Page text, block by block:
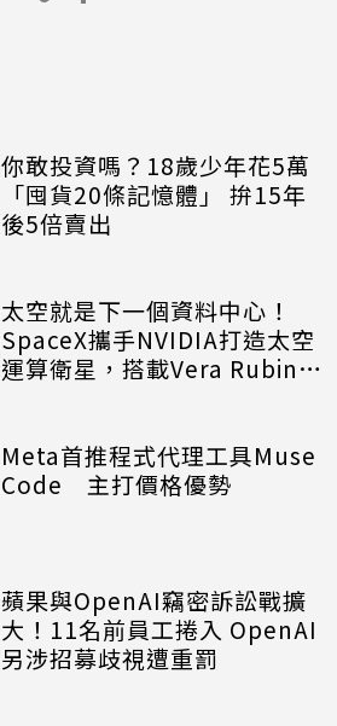
你敢投資嗎？18歲少年花5萬
「囤貨20條記憶體」 拚15年
後5倍賣出
太空就是下一個資料中心！
SpaceX攜手NVIDIA打造太空
運算衛星，搭載Vera Rubin運
Meta首推程式代理工具Muse
Code 主打價格優勢
蘋果與OpenAI竊密訴訟戰擴
大！11名前員工捲入 OpenAI
另涉招募歧視遭重罰